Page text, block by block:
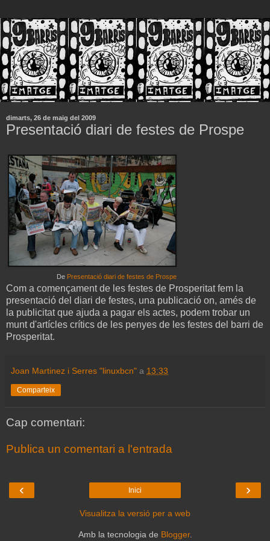
dimarts, 26 de maig del 2009
Presentació diari de festes de Prospe
De Presentació diari de festes de Prospe
Com a començament de les festes de Prosperitat fem la
presentació del diari de festes, una publicació on, amés de
la publicitat que ajuda a pagar els actes, podem trobar un
munt d'artícles crítics de les penyes de les festes del barri de
Prosperitat.
Joan Martinez i Serres "linuxbcn" a 13:33
Comparteix
Cap comentari:
Publica un comentari a l'entrada
‹ ›
Inici
Visualitza la versió per a web
Amb la tecnologia de Blogger.